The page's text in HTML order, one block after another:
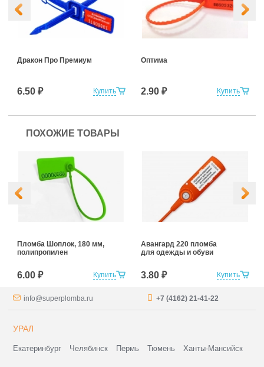
Купить
Дракон Про Премиум
6.50 ₽ Купить
Оптима
2.90 ₽
ПОХОЖИЕ ТОВАРЫ
Купить
Пломба Шоплок, 180 мм,
полипропилен
6.00 ₽ Купить
Авангард 220 пломба
для одежды и обуви
3.80 ₽
info@superplomba.ru +7 (4162) 21-41-22
УРАЛ
Екатеринбург Челябинск Пермь Тюмень Ханты-Мансийск